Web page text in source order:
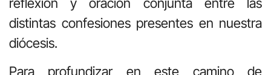
distintas confesiones presentes en nuestra
diócesis.
Para profundizar en este camino de